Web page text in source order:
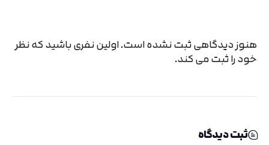
هنوز دیدگاهی ثبت نشده است. اولین نفری باشید که نظر
خود را ثبت می کند.
ثبت دیدگاه